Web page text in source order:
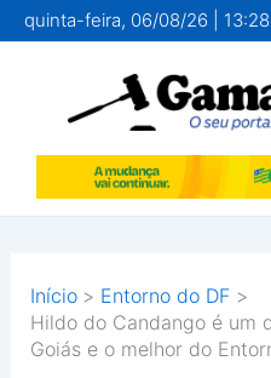
para
conteúdo
quinta-feira, 06/08/26 | 13:28
Início
Entorno do DF
Hildo do Candango é um
Goiás e o melhor do